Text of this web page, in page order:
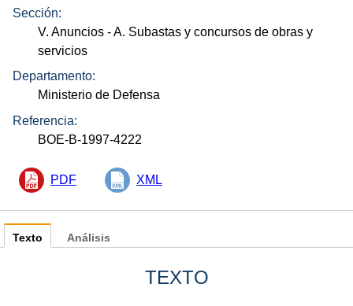
Sección:
V. Anuncios - A. Subastas y concursos de obras y
servicios
Departamento:
Ministerio de Defensa
Referencia:
BOE-B-1997-4222
PDF XML
Texto
TEXTO
Análisis